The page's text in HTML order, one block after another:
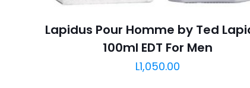
Lapidus Pour Homme by Ted
100ml EDT For Men
L1,050.00